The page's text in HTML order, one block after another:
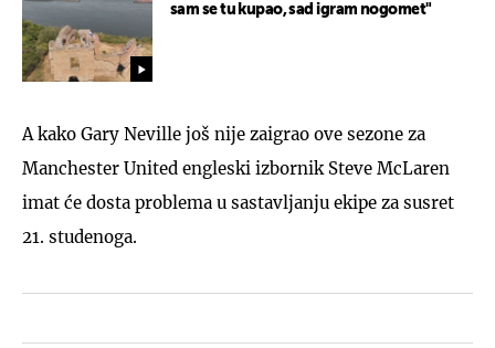
sam se tu kupao, sad igram nogomet"
A kako Gary Neville još nije zaigrao ove sezone za
Manchester United engleski izbornik Steve McLaren
imat će dosta problema u sastavljanju ekipe za susret
21. studenoga.